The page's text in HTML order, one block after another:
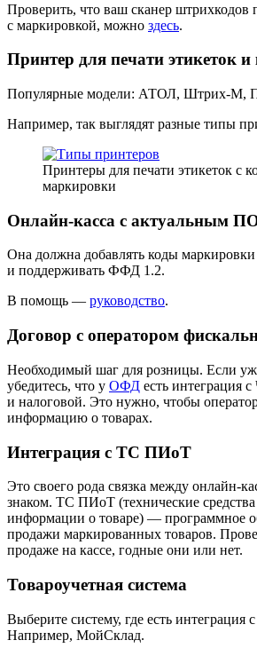
Проверить, что ваш сканер штрихкодов
с маркировкой, можно здесь.
Принтер для печати этикеток и
Популярные модели: АТОЛ, Штрих‑М,
Например, так выглядят разные типы
Принтеры для печати этикеток с
маркировки
Онлайн‑касса с актуальным
Она должна добавлять коды маркировки
и поддерживать ФФД 1.2.
В помощь — руководство.
Договор с оператором
Необходимый шаг для розницы. Если
убедитесь, что у ОФД есть интеграция
и налоговой. Это нужно, чтобы оператор
информацию о товарах.
Интеграция с ТС ПИоТ
Это своего рода связка между онлайн-
знаком. ТС ПИоТ (технические
информации о товаре) — программное
продажи маркированных товаров.
продаже на кассе, годные они или нет.
Товароучетная система
Выберите систему, где есть интеграция
Например, МойСклад.